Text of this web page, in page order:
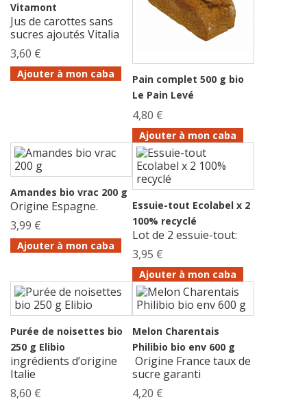
Vitamont
Jus de carottes sans
sucres ajoutés Vitalia
3,60 €
Ajouter à mon caba
Pain complet 500 g bio
Le Pain Levé
4,80 €
Ajouter à mon caba
Amandes bio vrac 200 g
Origine Espagne.
3,99 €
Ajouter à mon caba
Essuie-tout Ecolabel x 2
100% recyclé
Lot de 2 essuie-tout:
3,95 €
Ajouter à mon caba
Purée de noisettes bio
250 g Elibio
ingrédients d’origine
Italie
8,60 €
Melon Charentais
Philibio bio env 600 g
Origine France taux de
sucre garanti
4,20 €